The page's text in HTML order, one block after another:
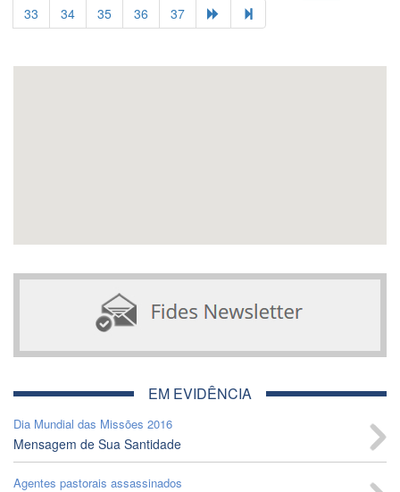
33
34 35 36 37
EM EVIDÊNCIA
Dia Mundial das Missões 2016
Mensagem de Sua Santidade
Agentes pastorais assassinados